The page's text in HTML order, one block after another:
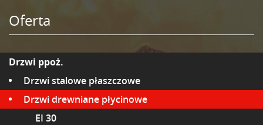
Oferta
Drzwi ppoż.
Drzwi stalowe płaszczowe
Drzwi drewniane płycinowe
EI 30